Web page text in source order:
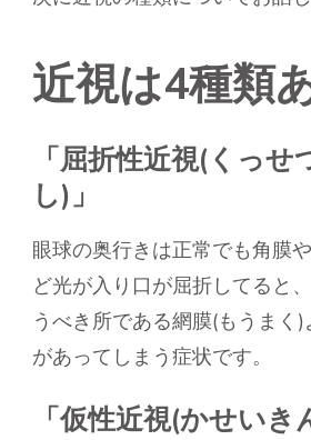
近視は4種類
「屈折性近視(くっ
し)」
眼球の奥行きは正常でも角膜
ど光が入り口が屈折してると
うべき所である網膜(もうまく
があってしまう症状です。
「仮性近視(かせいき